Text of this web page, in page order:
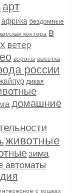
арт
африка бездомные
контора в
ветер
вороны высотка
россии
дикая
домашние
животные
зима
автоматы
о кошках